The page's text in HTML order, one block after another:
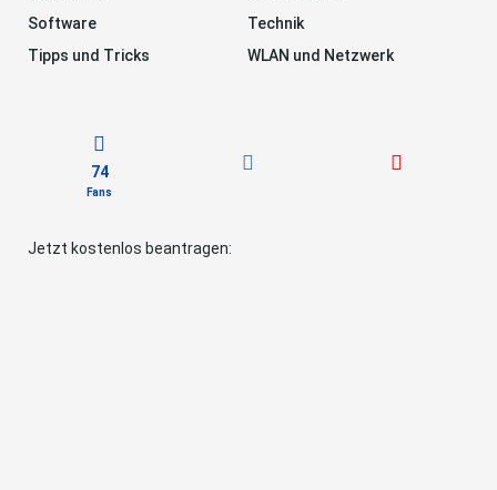
Software
Technik
Tipps und Tricks
WLAN und Netzwerk
74
Fans
Jetzt kostenlos beantragen: